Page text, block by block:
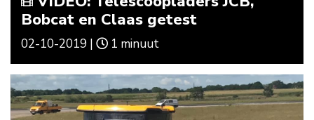
Bobcat en Claas getest
02-10-2019 | 1 minuut